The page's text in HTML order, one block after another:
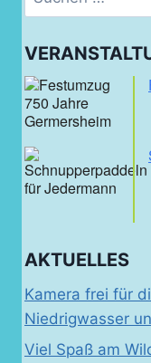
nach:
AKTUELLES
Kamera frei für
Niedrigwasser
Viel Spaß am